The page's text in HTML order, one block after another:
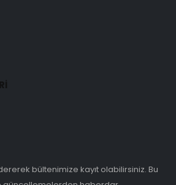
bültenimize kayıt olabilirsiniz. Bu